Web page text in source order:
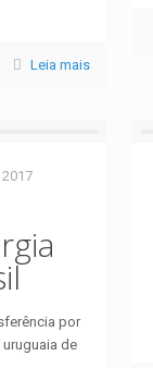
Leia mais
por
de